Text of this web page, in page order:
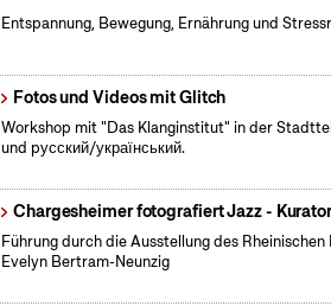
Entspannung, Bewegung, Ernährung und
Fotos und Videos mit Glitch
Workshop mit "Das Klanginstitut" in der
und pусский/український.
Chargesheimer fotografiert Jazz -
Führung durch die Ausstellung des
Evelyn Bertram-Neunzig